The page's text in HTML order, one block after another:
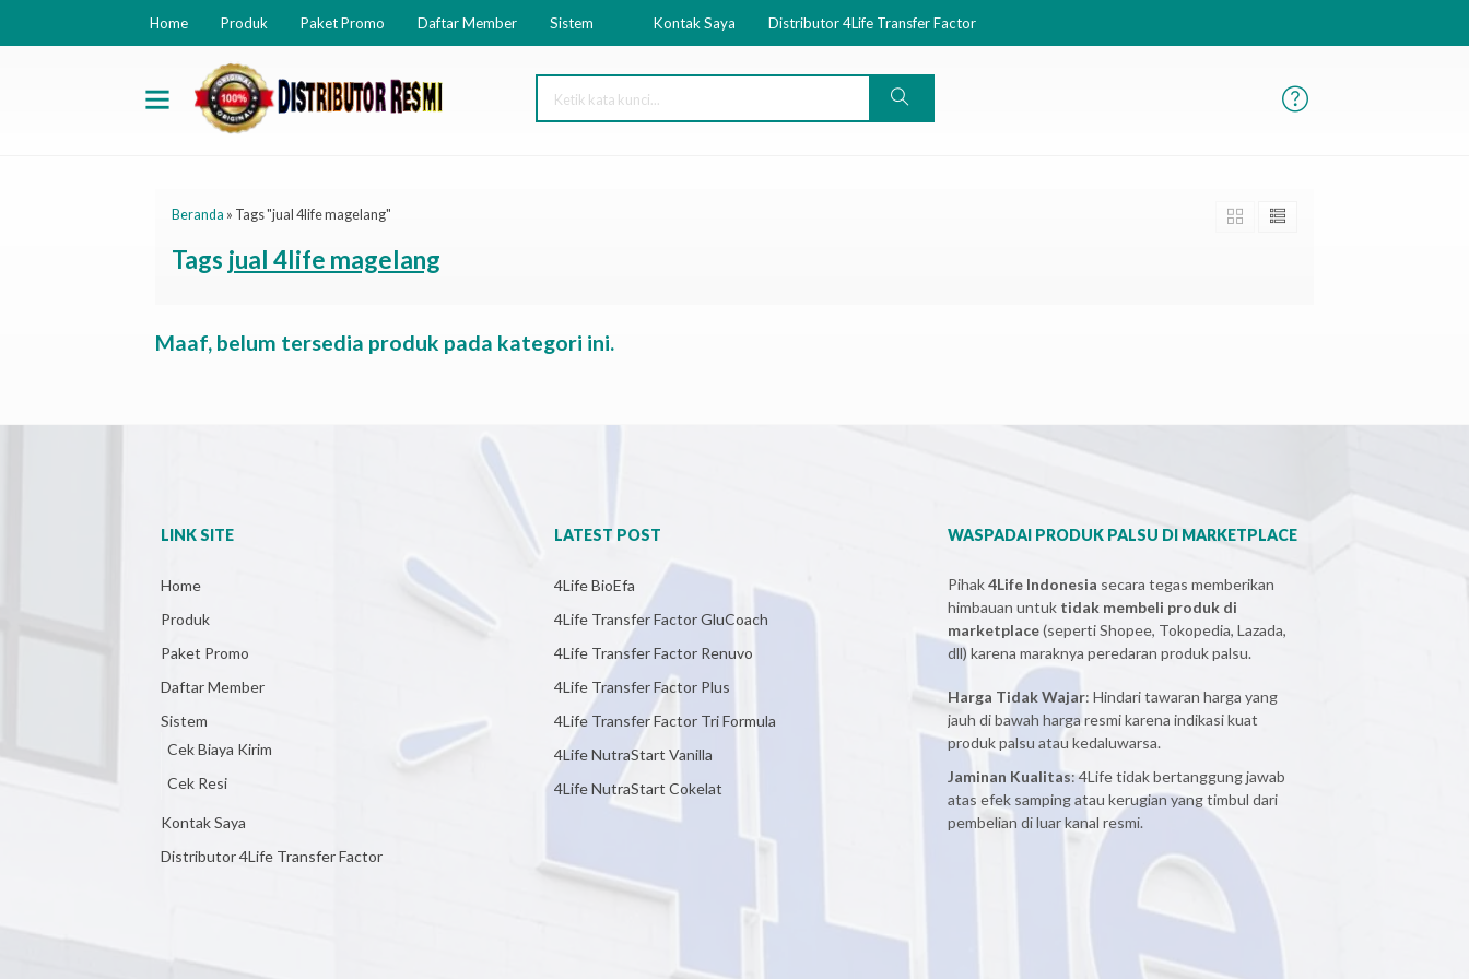
Home Produk Paket Promo Daftar Member Sistem Kontak Saya Distributor 4Life Transfer Factor
Beranda » Tags "jual 4life magelang"
Tags jual 4life magelang
Maaf, belum tersedia produk pada kategori ini.
LINK SITE
Home
Produk
Paket Promo
Daftar Member
Sistem
Cek Biaya Kirim
Cek Resi
Kontak Saya
Distributor 4Life Transfer Factor
LATEST POST
4Life BioEfa
4Life Transfer Factor GluCoach
4Life Transfer Factor Renuvo
4Life Transfer Factor Plus
4Life Transfer Factor Tri Formula
4Life NutraStart Vanilla
4Life NutraStart Cokelat
WASPADAI PRODUK PALSU DI MARKETPLACE
Pihak4Life Indonesia secara tegas memberikan
himbauan untuk tidak membeli produk di
marketplace(seperti Shopee, Tokopedia, Lazada,
dll) karena maraknya peredaran produk palsu.
Harga Tidak Wajar: Hindari tawaran harga yang
jauh di bawah harga resmi karena indikasi kuat
produk palsu atau kedaluwarsa.
Jaminan Kualitas: 4Life tidak bertanggung jawab
atas efek samping atau kerugian yang timbul dari
pembelian di luar kanal resmi.